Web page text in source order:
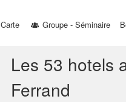
Carte Groupe - Séminaire
Les 53 hotels
Ferrand